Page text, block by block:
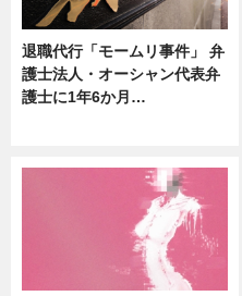
退職代行「モームリ事件」 弁
護士法人・オーシャン代表弁
護士に1年6か月…